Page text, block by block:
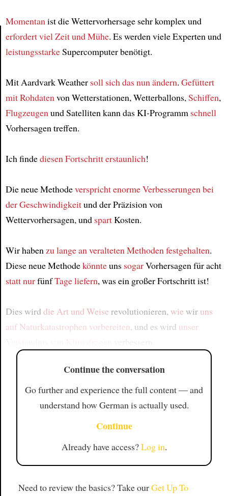
Article
Momentanist die Wettervorhersage sehr komplex und
erfordertviel Zeit und Mühe. Es werden viele Experten und
leistungsstarkeSupercomputer benötigt.
Mit Aardvark Weather soll sich das nun ändern. Gefüttert
mit Rohdatenvon Wetterstationen, Wetterballons,Schiffen,
Flugzeugenund Satelliten kann das KI-Programm schnell
Vorhersagen treffen.
Ich findediesen Fortschritterstaunlich!
Die neue Methodeverspricht enorme Verbesserungenbei
der Geschwindigkeitund der Präzision von
Wettervorhersagen, und spartKosten.
Wir habenzu langean veralteten Methoden festgehalten.
Diese neue Methodekönnteuns sogarVorhersagen für acht
statt nurfünfTageliefern, was ein großer Fortschritt ist!
Dies wird die Art und Weise revolutionieren, wie wiruns
auf Naturkatastrophen vorbereiten, und es wird unser
Continue the conversation
Go further and experience the full content — and
understand how German is actually used.
Continue
Already have access?Log in.
Need to review the basics? Take ourGet Up To